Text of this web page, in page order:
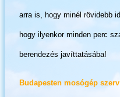
arra is, hogy minél rövidebb
hogy ilyenkor minden perc
berendezés javíttatásába!
Budapesten mosógép